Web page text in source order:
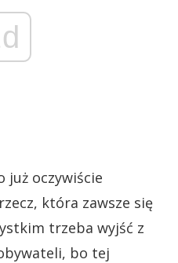
już oczywiście
która zawsze się
trzeba wyjść z
bo tej